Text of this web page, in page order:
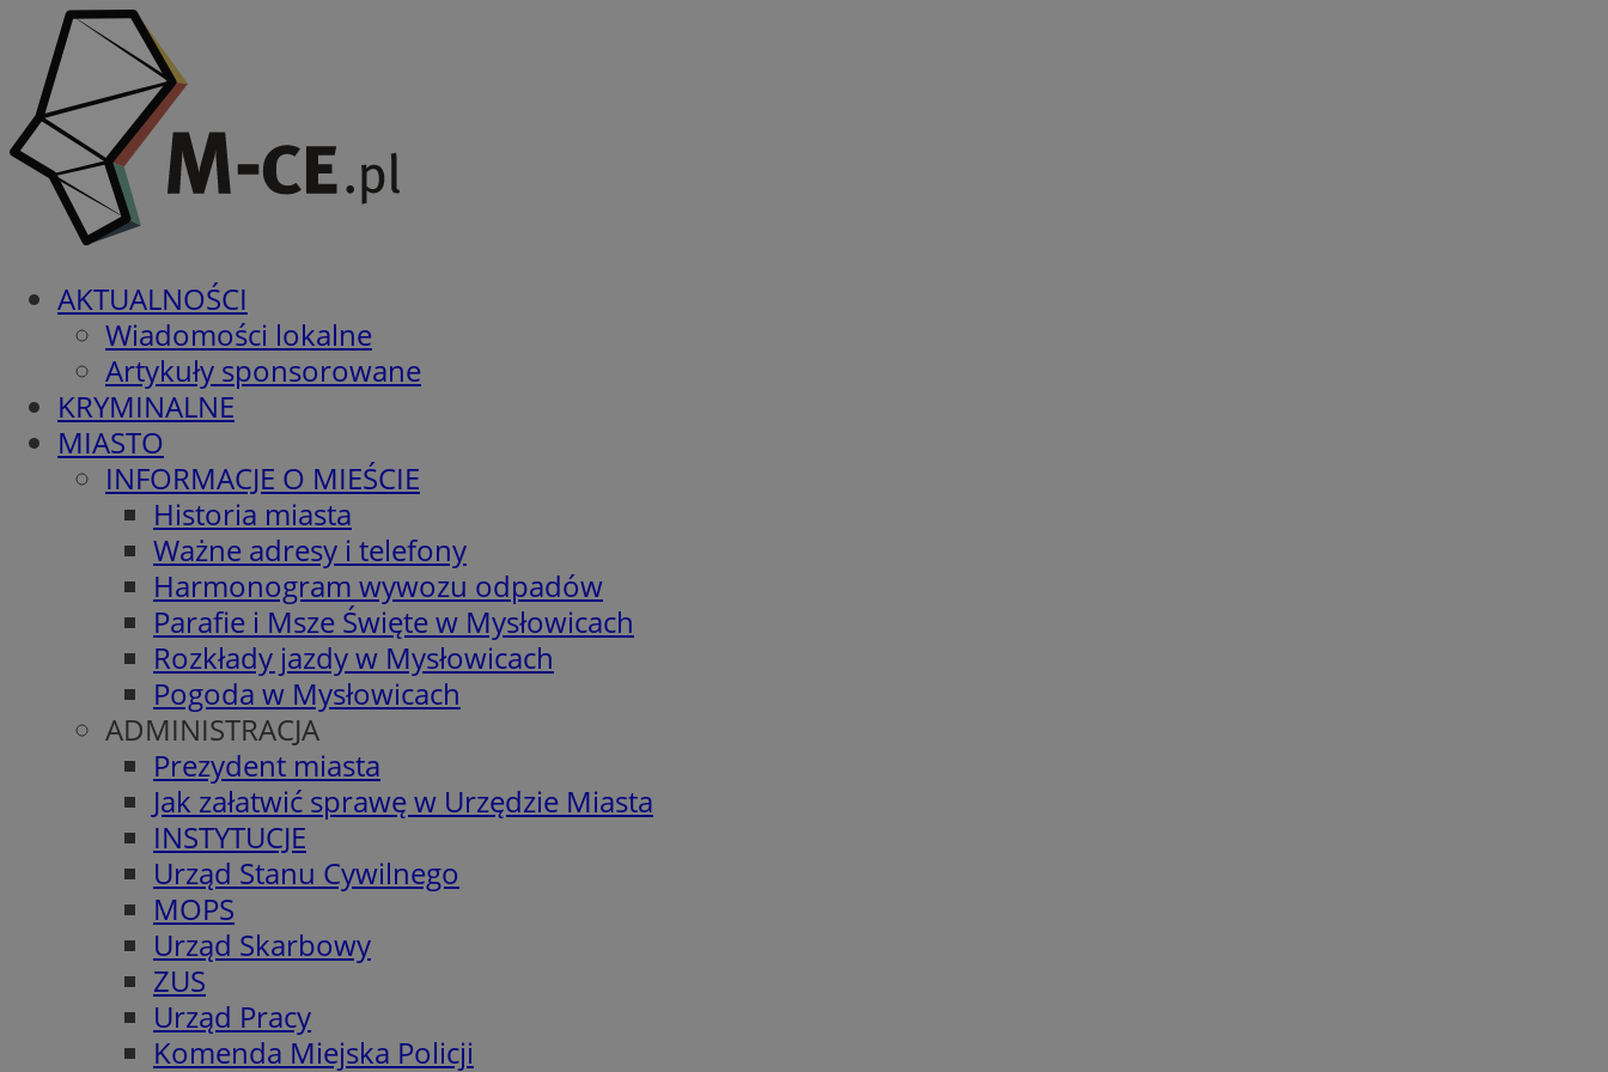
AKTUALNOŚCI
Wiadomości lokalne
Artykuły sponsorowane
KRYMINALNE
MIASTO
INFORMACJE O MIEŚCIE
Historia miasta
Ważne adresy i telefony
Harmonogram wywozu odpadów
Parafie i Msze Święte w Mysłowicach
Rozkłady jazdy w Mysłowicach
Pogoda w Mysłowicach
ADMINISTRACJA
Prezydent miasta
Jak załatwić sprawę w Urzędzie Miasta
INSTYTUCJE
Urząd Stanu Cywilnego
MOPS
Urząd Skarbowy
ZUS
Urząd Pracy
Komenda Miejska Policji